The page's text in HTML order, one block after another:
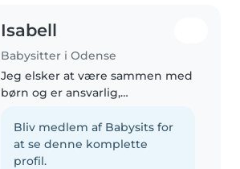
Isabell
Babysitter i Odense
Jeg elsker at være sammen med
børn og er ansvarlig,
kan tegne, læse, og har erfaring
med forskellige aktiviteter som
håndværk, musik og spil. Jeg
Bliv medlem af Babysits for
at se denne komplette
profil.